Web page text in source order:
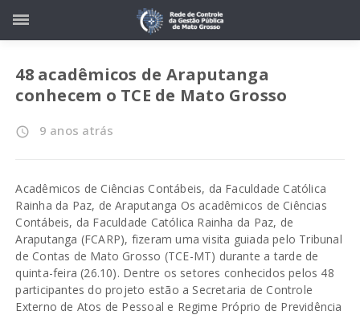
48 acadêmicos de Araputanga
conhecem o TCE de Mato Grosso
access_time 9 anos atrás
Acadêmicos de Ciências Contábeis, da Faculdade Católica
Rainha da Paz, de Araputanga Os acadêmicos de Ciências
Contábeis, da Faculdade Católica Rainha da Paz, de
Araputanga (FCARP), fizeram uma visita guiada pelo Tribunal
de Contas de Mato Grosso (TCE-MT) durante a tarde de
quinta-feira (26.10). Dentre os setores conhecidos pelos 48
participantes do projeto estão a Secretaria de Controle
Externo de Atos de Pessoal e Regime Próprio de Previdência